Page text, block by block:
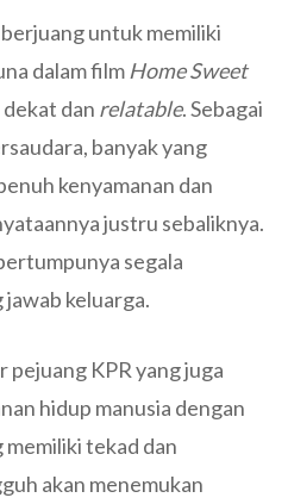
untuk memiliki
dalam film Home Sweet
dan relatable. Sebagai
banyak yang
kenyamanan dan
justru sebaliknya.
segala
keluarga.
pejuang KPR yang juga
hidup manusia dengan
memiliki tekad dan
akan menemukan